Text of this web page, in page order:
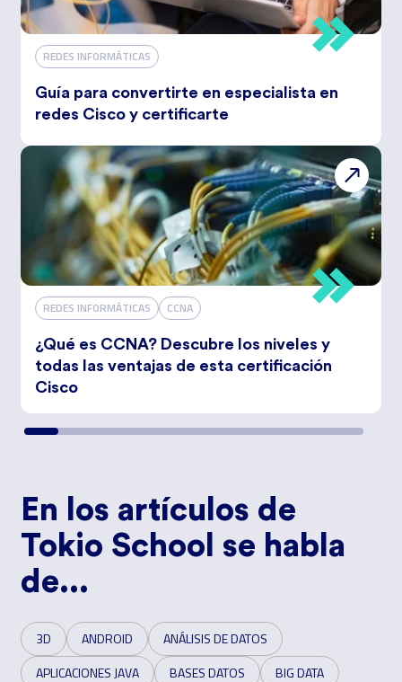
REDES INFORMÁTICAS
Guía para convertirte en especialista en
redes Cisco y certificarte
REDES INFORMÁTICAS CCNA
¿Qué es CCNA? Descubre los niveles y
todas las ventajas de esta certificación
Cisco
En los artículos de
Tokio School se habla
de...
3D ANDROID
ANÁLISIS DE DATOS
APLICACIONES JAVA
BASES DATOS
BIG DATA